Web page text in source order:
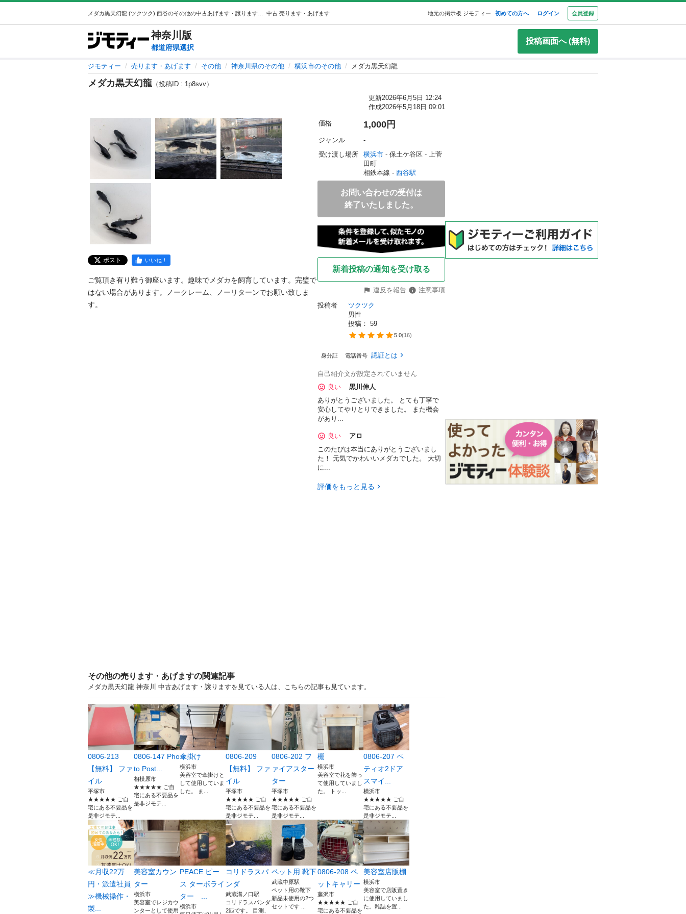
中古 売ります・あげます 地元の掲示板 ジモティー 初めての方へ ログイン 会員登録
神奈川 版
都道府県選択
投稿画面へ (無料)
ジモティー 売ります・あげます その他 神奈川県のその他 横浜市のその他 メダカ黒天幻龍
メダカ黒天幻龍（投稿ID : 1p8svv）
更新2026年6月5日 12:24
作成2026年5月18日 09:01
ポスト いいね！
ご覧頂き有り難う御座います。趣味でメダカを飼育しています。完璧で
はない場合があります。ノークレーム、ノーリターンでお願い致しま
す。
価格 1,000円
ジャンル
-
受け渡し場所
横浜市 - 保土ケ谷区 - 上菅
田町
相鉄本線 - 西谷駅
お問い合わせの受付は
終了いたしました。
新着投稿の通知を受け取る
違反を報告
注意事項
投稿者
ツクツク
男性
投稿： 59
5.0(16)
身分証 電話番号 認証とは
自己紹介文が設定されていません
良い
黒川伸人
ありがとうございました。 とても丁寧で
安心してやりとりできました。 また機会
があり...
良い
アロ
このたびは本当にありがとうございまし
た！ 元気でかわいいメダカでした。 大切
に...
評価をもっと見る
その他の売ります・あげますの関連記事
メダカ黒天幻龍 神奈川 中古あげます・譲りますを見ている人は、こちらの記事も見ています。
0806-213
【無料】 ファ
イル
平塚市
★★★★★ ご自
宅にある不要品を
是非ジモテ...
0806-147 Pho
to Post...
相模原市
★★★★★ ご自
宅にある不要品を
是非ジモテ...
傘掛け
横浜市
美容室で傘掛けと
して使用していま
した。 ま...
0806-209
【無料】 ファ
イル
平塚市
★★★★★ ご自
宅にある不要品を
是非ジモテ...
0806-202 フ
ァイアスター
ター
平塚市
★★★★★ ご自
宅にある不要品を
是非ジモテ...
棚
横浜市
美容室で花を飾っ
て使用していまし
た。 トッ...
0806-207 ペ
ティオ2ドア
スマイ...
横浜市
★★★★★ ご自
宅にある不要品を
是非ジモテ...
≪月収22万
円・派遣社員
≫機械操作・
製...
美容室カウン
ター
横浜市
美容室でレジカウ
ンターとして使用
PEACE ピー
ス ターボライ
ター ...
横浜市
コリドラスパ
ンダ
武蔵溝ノ口駅
コリドラスパンダ
2匹です。 目測、
ペット用 靴下
武蔵中原駅
ペット用の靴下
新品未使用の2つ
セットです ...
0806-208 ペ
ットキャリー
藤沢市
★★★★★ ご自
宅にある不要品を
美容室店販棚
横浜市
美容室で店販置き
に使用していまし
た。雑誌を置...